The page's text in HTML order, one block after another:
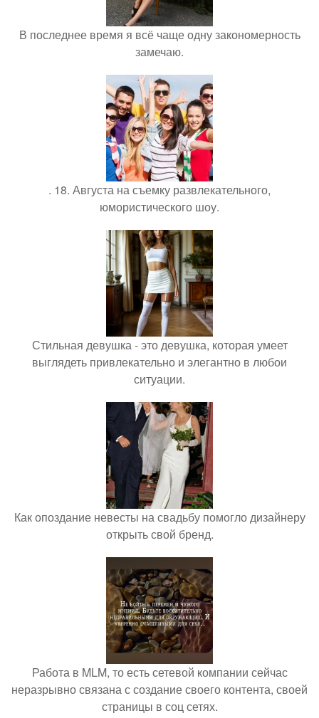
В последнее время я всё чаще одну закономерность
замечаю.
. 18. Августа на съемку развлекательного,
юмористического шоу.
Стильная девушка - это девушка, которая умеет
выглядеть привлекательно и элегантно в любои
ситуации.
Как опоздание невесты на свадьбу помогло дизайнеру
открыть свой бренд.
Работа в MLM, то есть сетевой компании сейчас
неразрывно связана с создание своего контента, своей
страницы в соц сетях.